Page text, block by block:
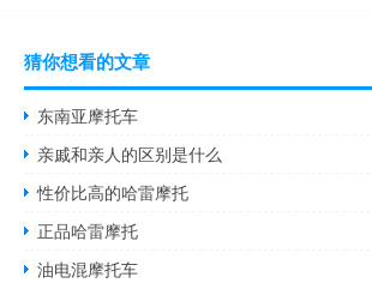
猜你想看的文章
东南亚摩托车
亲戚和亲人的区别是什么
性价比高的哈雷摩托
正品哈雷摩托
油电混摩托车